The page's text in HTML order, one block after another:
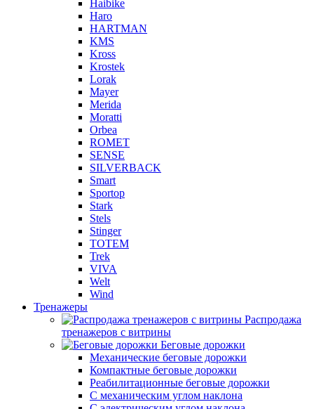
Haibike
Haro
HARTMAN
KMS
Kross
Krostek
Lorak
Mayer
Merida
Moratti
Orbea
ROMET
SENSE
SILVERBACK
Smart
Sportop
Stark
Stels
Stinger
TOTEM
Trek
VIVA
Welt
Wind
Тренажеры
Распродажа
тренажеров с витрины
Беговые дорожки
Механические беговые дорожки
Компактные беговые дорожки
Реабилитационные беговые дорожки
С механическим углом наклона